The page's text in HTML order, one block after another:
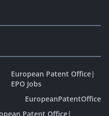
European Patent Office|
EPO Jobs
EuropeanPatentOffice
Patent Office|